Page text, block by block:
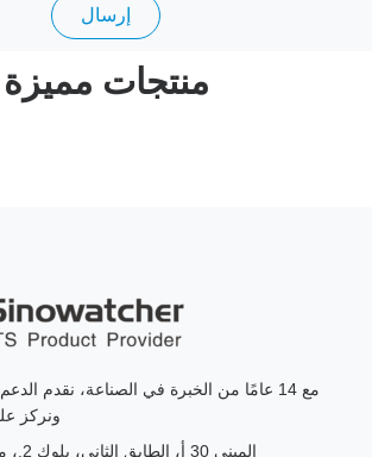
إرسال
منتجات مميزة
مع 14 عامًا من الخبرة في الصناعة، نقدم
ونركز